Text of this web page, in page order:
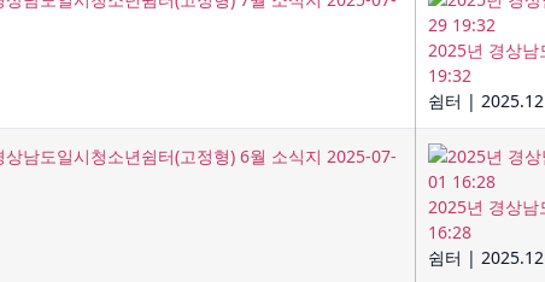
2025년 경상남
19:32
쉼터 |
2025년 경상남
16:28
쉼터 |